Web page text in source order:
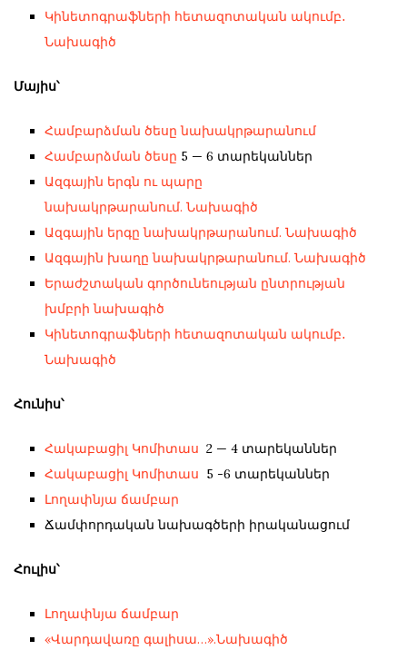
Կինետոգրաֆների հետազոտական ակումբ․
Նախագիծ
Մայիս՝
Համբարձման ծեսը նախակրթարանում
Համբարձման ծեսը 5 — 6 տարեկաններ
Ազգային երգն ու պարը
նախակրթարանում. Նախագիծ
Ազգային երգը նախակրթարանում. Նախագիծ
Ազգային խաղը նախակրթարանում. Նախագիծ
Երաժշտական գործունեության ընտրության
խմբրի նախագիծ
Կինետոգրաֆների հետազոտական ակումբ․
Նախագիծ
Հունիս՝
Հակաբացիլ Կոմիտաս 2 — 4 տարեկաններ
Հակաբացիլ Կոմիտաս 5 -6 տարեկաններ
Լողափնյա ճամբար
Ճամփորդական նախագծերի իրականացում
Հուլիս՝
Լողափնյա ճամբար
«Վարդավառը գալիսա…».Նախագիծ